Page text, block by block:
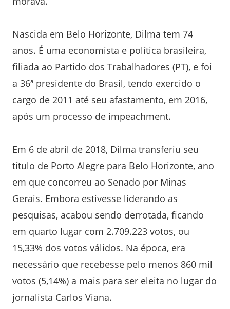
Nascida em Belo Horizonte, Dilma tem 74
anos. É uma economista e política brasileira,
filiada ao Partido dos Trabalhadores (PT), e foi
a 36ª presidente do Brasil, tendo exercido o
cargo de 2011 até seu afastamento, em 2016,
após um processo de impeachment.
Em 6 de abril de 2018, Dilma transferiu seu
título de Porto Alegre para Belo Horizonte, ano
em que concorreu ao Senado por Minas
Gerais. Embora estivesse liderando as
pesquisas, acabou sendo derrotada, ficando
em quarto lugar com 2.709.223 votos, ou
15,33% dos votos válidos. Na época, era
necessário que recebesse pelo menos 860 mil
votos (5,14%) a mais para ser eleita no lugar do
jornalista Carlos Viana.